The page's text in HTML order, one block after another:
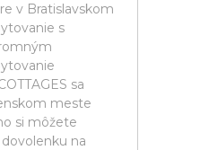
v Bratislavskom
s
sa
meste
si môžete
na